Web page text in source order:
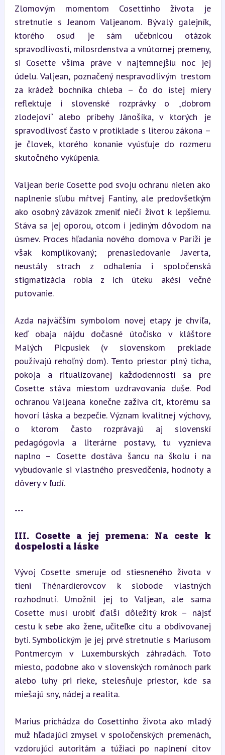
Zlomovým momentom Cosettinho života je
stretnutie s Jeanom Valjeanom. Bývalý galejník,
ktorého osud je sám učebnicou otázok
spravodlivosti, milosrdenstva a vnútornej premeny,
si Cosette všíma práve v najtemnejšiu noc jej
údelu. Valjean, poznačený nespravodlivým trestom
za krádež bochníka chleba – čo do istej miery
reflektuje i slovenské rozprávky o „dobrom
zlodejovi“ alebo príbehy Jánošíka, v ktorých je
spravodlivosť často v protiklade s literou zákona –
je človek, ktorého konanie vyúsťuje do rozmeru
skutočného vykúpenia.
Valjean berie Cosette pod svoju ochranu nielen ako
naplnenie sľubu mŕtvej Fantiny, ale predovšetkým
ako osobný záväzok zmeniť niečí život k lepšiemu.
Stáva sa jej oporou, otcom i jediným dôvodom na
úsmev. Proces hľadania nového domova v Paríži je
však komplikovaný; prenasledovanie Javerta,
neustály strach z odhalenia i spoločenská
stigmatizácia robia z ich úteku akési večné
putovanie.
Azda najväčším symbolom novej etapy je chvíľa,
keď obaja nájdu dočasné útočisko v kláštore
Malých Picpusiek (v slovenskom preklade
používajú rehoľný dom). Tento priestor plný ticha,
pokoja a ritualizovanej každodennosti sa pre
Cosette stáva miestom uzdravovania duše. Pod
ochranou Valjeana konečne zažíva cit, ktorému sa
hovorí láska a bezpečie. Význam kvalitnej výchovy,
o ktorom často rozprávajú aj slovenskí
pedagógovia a literárne postavy, tu vyznieva
naplno – Cosette dostáva šancu na školu i na
vybudovanie si vlastného presvedčenia, hodnoty a
dôvery v ľudí.
---
III. Cosette a jej premena: Na ceste k
dospelosti a láske
Vývoj Cosette smeruje od stiesneného života v
tieni Thénardierovcov k slobode vlastných
rozhodnutí. Umožnil jej to Valjean, ale sama
Cosette musí urobiť ďalší dôležitý krok – nájsť
cestu k sebe ako žene, učiteľke citu a obdivovanej
byti. Symbolickým je jej prvé stretnutie s Mariusom
Pontmercym v Luxemburských záhradách. Toto
miesto, podobne ako v slovenských románoch park
alebo luhy pri rieke, stelesňuje priestor, kde sa
miešajú sny, nádej a realita.
Marius prichádza do Cosettinho života ako mladý
muž hľadajúci zmysel v spoločenských premenách,
vzdorujúci autoritám a túžiaci po naplnení citov